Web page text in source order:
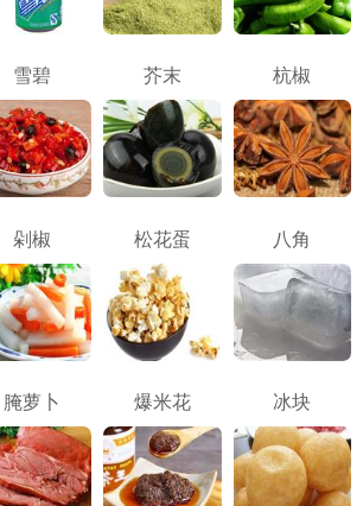
雪碧 芥末 杭椒
剁椒 松花蛋 八角
腌萝卜 爆米花 冰块